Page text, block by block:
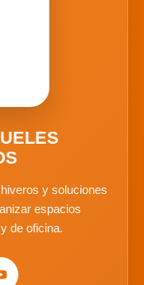
y soluciones
espacios
de oficina.